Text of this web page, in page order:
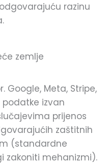
razinu
zemlje
Google, Meta, Stripe,
izvan
prijenos
zaštitnih
(standardne
zakoniti mehanizmi).